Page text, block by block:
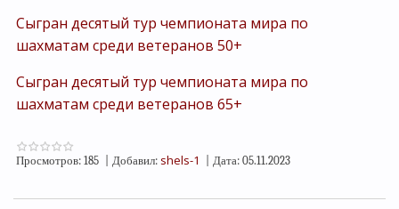
Сыгран десятый тур чемпионата мира по
шахматам среди ветеранов 50+
Сыгран десятый тур чемпионата мира по
шахматам среди ветеранов 65+
Просмотров: 185 Добавил: shels-1 Дата: 05.11.2023